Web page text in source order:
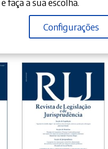
e faça a sua escolha.
Configurações